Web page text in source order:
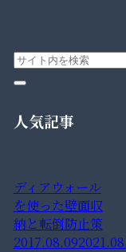
人気記事
ディアウォール
を使った壁面収
納と転倒防止策
2017.08.09